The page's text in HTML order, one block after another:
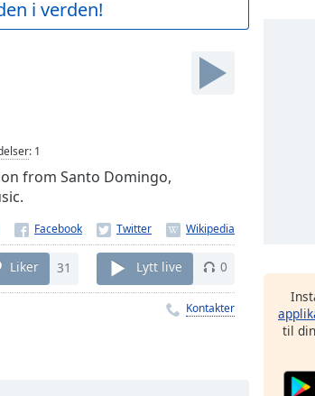
i verden!
: 1
from Santo Domingo,
Liker 31 Lytt live 0
Kontakter
til